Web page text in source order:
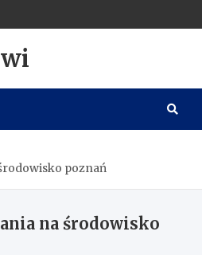
poznań
na środowisko